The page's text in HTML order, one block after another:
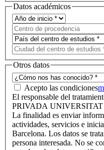
Datos académicos
Otros datos
Acepto las condiciones
El responsable del
PRIVADA
La finalidad es enviar
actividades, servicios e
Barcelona. Los datos se
persona interesada. No se